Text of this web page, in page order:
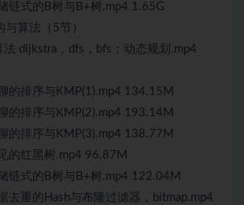
链式的B树与B+树.mp4 1.65G
算法（5节）
dijkstra，dfs，bfs；动态规划.mp4
的排序与KMP(1).mp4 134.15M
的排序与KMP(2).mp4 193.14M
的排序与KMP(3).mp4 138.77M
的红黑树.mp4 96.87M
链式的B树与B+树.mp4 122.04M
去重的Hash与布隆过滤器，bitmap.mp4